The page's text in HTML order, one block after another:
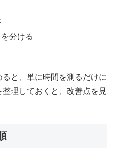
分ける
と、単に時間を測るだけに
理しておくと、改善点を見